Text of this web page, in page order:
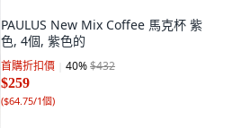
PAULUS New Mix Coffee 馬克杯 紫
色, 4個, 紫色的
首購折扣價 40%$432
$259
($64.75/1個)